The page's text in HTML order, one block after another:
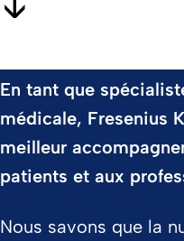
En tant que
médicale, Fresenius
meilleur
patients et aux
Nous savons que la